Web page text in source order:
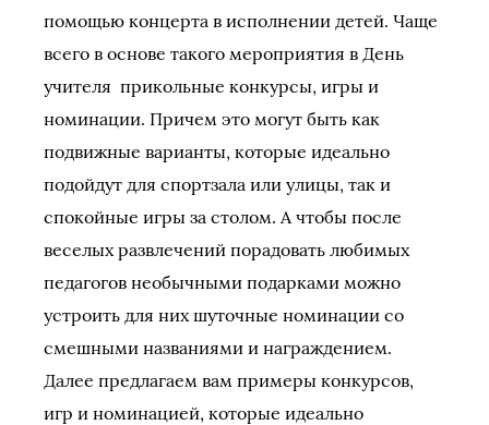
помощью концерта в исполнении детей. Чаще
всего в основе такого мероприятия в День
учителя прикольные конкурсы, игры и
номинации. Причем это могут быть как
подвижные варианты, которые идеально
подойдут для спортзала или улицы, так и
спокойные игры за столом. А чтобы после
веселых развлечений порадовать любимых
педагогов необычными подарками можно
устроить для них шуточные номинации со
смешными названиями и награждением.
Далее предлагаем вам примеры конкурсов,
игр и номинацией, которые идеально